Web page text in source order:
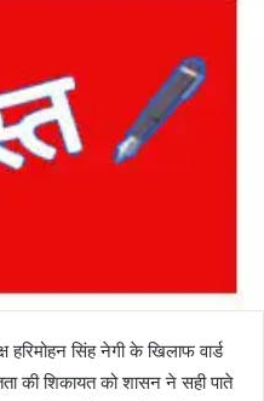
हरिमोहन सिंह नेगी के खिलाफ वार्ड
की शिकायत को शासन ने सही पाते